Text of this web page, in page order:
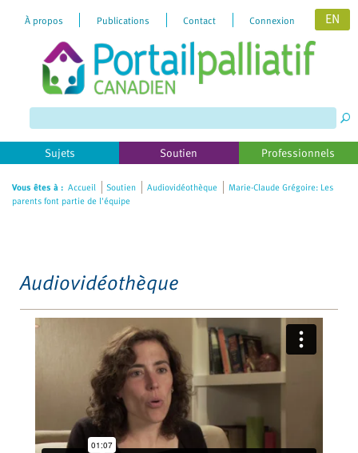
website
includes
an
accessibility
system.
À propos Publications Contact Connexion EN
Sujets Soutien Professionnels
Vous êtes à : Accueil Soutien Audiovidéothèque
Marie-Claude Grégoire: Les
parents font partie de l'équipe
Audiovidéothèque